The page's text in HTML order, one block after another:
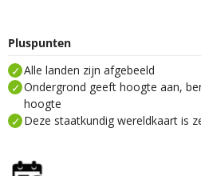
Pluspunten
Alle landen zijn afgebeeld
Ondergrond geeft hoogte aan,
hoogte
Deze staatkundig wereldkaart is